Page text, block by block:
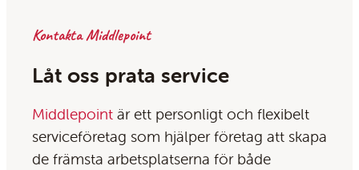
Kontakta Middlepoint
Låt oss prata service
Middlepoint är ett personligt och flexibelt
serviceföretag som hjälper företag att skapa
de främsta arbetsplatserna för både